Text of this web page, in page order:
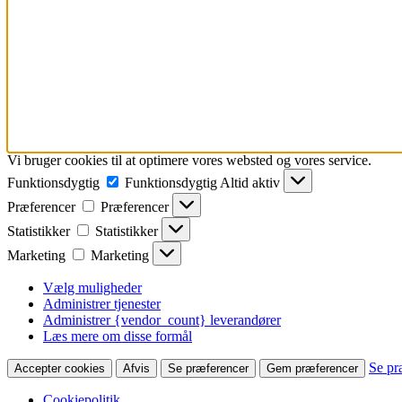
Vi bruger cookies til at optimere vores websted og vores service.
Funktionsdygtig
Funktionsdygtig Altid aktiv
Præferencer
Præferencer
Statistikker
Statistikker
Marketing
Marketing
Vælg muligheder
Administrer tjenester
Administrer {vendor_count} leverandører
Læs mere om disse formål
Accepter cookies Afvis Se præferencer Gem præferencer Se